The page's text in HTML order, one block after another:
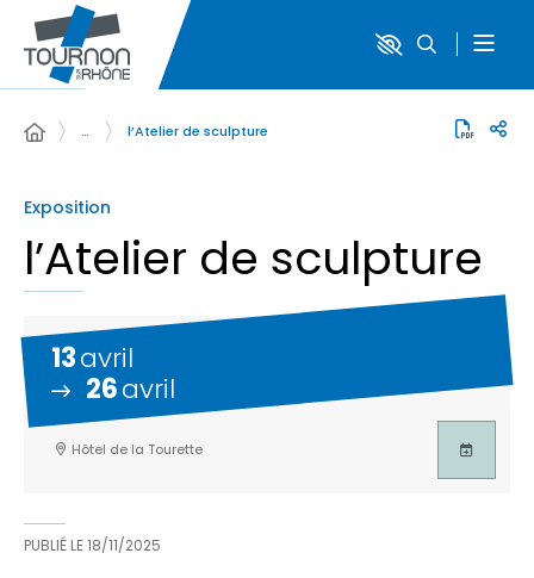
… l’Atelier de sculpture
Exposition
l’Atelier de sculpture
13avril
26avril
Hôtel de la Tourette
PUBLIÉ LE18/11/2025